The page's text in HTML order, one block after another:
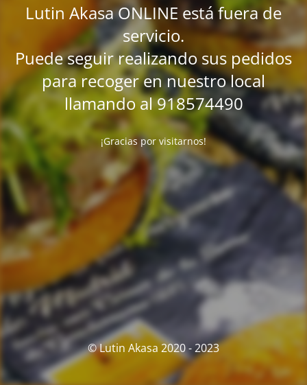
Lutin Akasa ONLINE está fuera de
servicio.
Puede seguir realizando sus pedidos
para recoger en nuestro local
llamando al 918574490
¡Gracias por visitarnos!
© Lutin Akasa 2020 - 2023